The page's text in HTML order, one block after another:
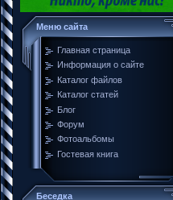
Меню сайта
Главная страница
Информация о сайте
Каталог файлов
Каталог статей
Блог
Форум
Фотоальбомы
Гостевая книга
Беседка